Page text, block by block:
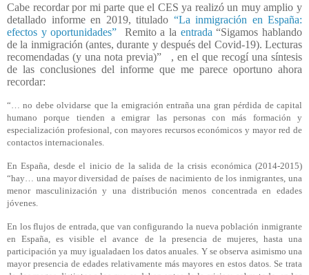
Cabe recordar por mi parte que el CES ya realizó un muy amplio y
detallado informe en 2019, titulado “La inmigración en España:
efectos y oportunidades”
Remito a la entrada “Sigamos hablando
de la inmigración (antes, durante y después del Covid-19). Lecturas
recomendadas (y una nota previa)”
, en el que recogí una síntesis
de las conclusiones del informe que me parece oportuno ahora
recordar:
“… no debe olvidarse que la emigración entraña una gran pérdida de capital
humano porque tienden a emigrar las personas con más formación y
especialización profesional, con mayores recursos económicos y mayor red de
contactos internacionales.
En España, desde el inicio de la salida de la crisis económica (2014-2015)
“hay… una mayor diversidad de países de nacimiento de los inmigrantes, una
menor masculinización y una distribución menos concentrada en edades
jóvenes.
En los flujos de entrada, que van configurando la nueva población inmigrante
en España, es visible el avance de la presencia de mujeres, hasta una
participación ya muy igualadaen los datos anuales. Y se observa asimismo una
mayor presencia de edades relativamente más mayores en estos datos. Se trata